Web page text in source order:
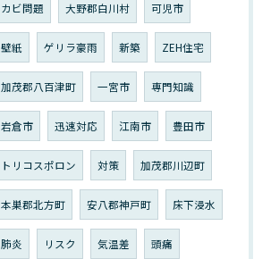
カビ問題 大野郡白川村 可児市
壁紙 ゲリラ豪雨 新築 ZEH住宅
加茂郡八百津町 一宮市 専門知識
岩倉市 迅速対応 江南市 豊田市
トリコスポロン 対策 加茂郡川辺町
本巣郡北方町 安八郡神戸町 床下浸水
肺炎 リスク 気温差 頭痛